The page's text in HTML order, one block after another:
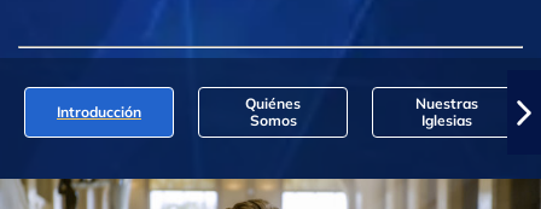
Introducción
Quiénes
Somos
Nuestras
Iglesias